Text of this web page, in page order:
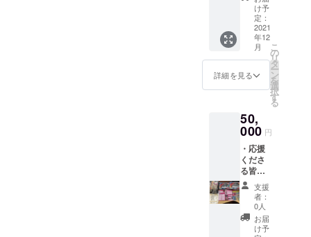
セージ
をお送
りさせ
ていた
だきま
す。 ・
大和の
未来を
ちから
の、お
礼メッ
セージ
を届け
ます。
・特別
観覧席
（会場2
階エリ
アシー
け予
定：
2021
年12
月
詳細を見る
こ
の
リ
タ
ー
ン
を
選
択
す
る
50,
000 円
・応援
くださ
る皆様
へ、一
同から
の御礼
メッ
セージ
支援
者：
0人
お届
け予